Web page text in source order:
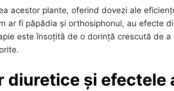
acestor plante, oferind dovezi ale
ar fi păpădia și orthosiphonul, au efecte
este însoțită de o dorință crescută de
diuretice și efectele